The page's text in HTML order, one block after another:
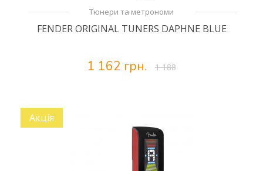
Тюнери та метрономи
FENDER ORIGINAL TUNERS DAPHNE BLUE
1 162 грн. 1 188
Акція